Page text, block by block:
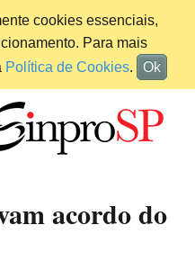
cookies essenciais,
Para mais
Política de Cookies. Ok
acordo do